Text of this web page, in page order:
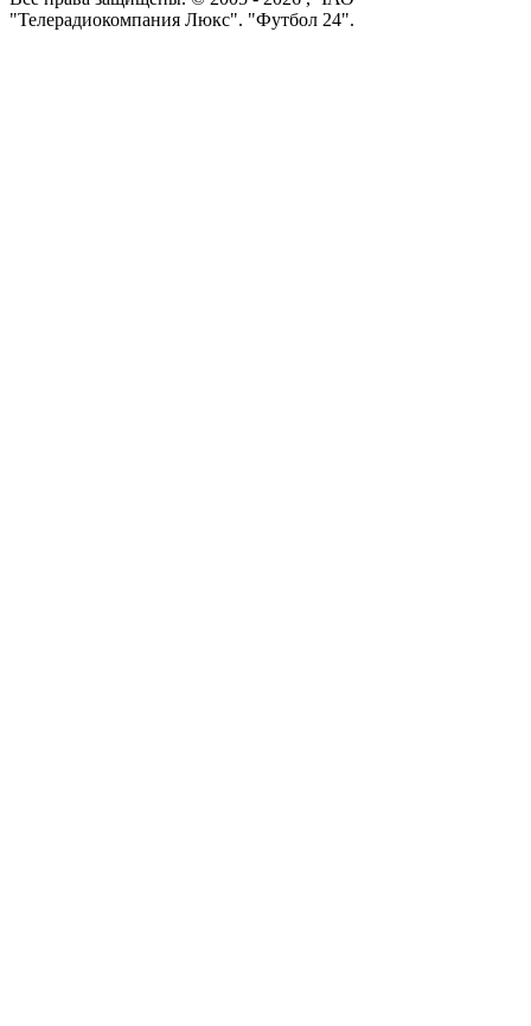
"Телерадиокомпания Люкс". "Футбол 24".